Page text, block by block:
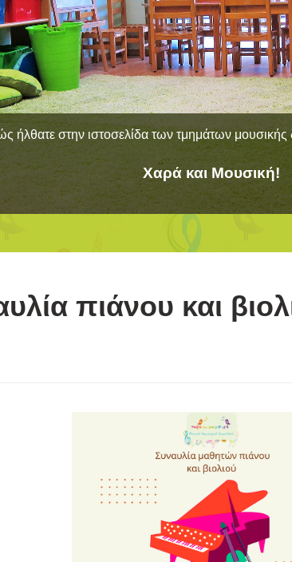
ήλθατε στην ιστοσελίδα των τμημάτων
Χαρά και Μουσική!
πιάνου και